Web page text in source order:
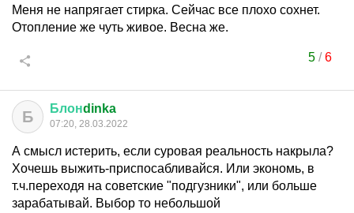
Меня не напрягает стирка. Сейчас все плохо сохнет.
Отопление же чуть живое. Весна же.
5/6
Б Блонdinka
07:20, 28.03.2022
А смысл истерить, если суровая реальность накрыла?
Хочешь выжить-приспосабливайся. Или экономь, в
т.ч.переходя на советские "подгузники", или больше
зарабатывай. Выбор то небольшой